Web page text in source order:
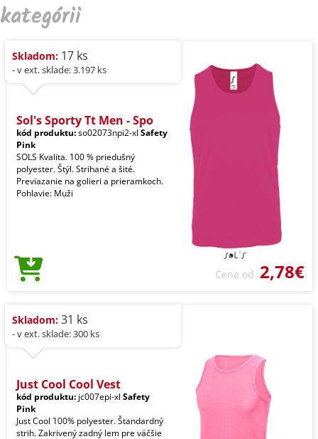
kategórii
Skladom: 17 ks
- v ext. sklade: 3.197 ks
Sol's Sporty Tt Men - Spo
kód produktu:so02073npi2-xl Safety
Pink
SOLS Kvalita. 100 % priedušný
polyester. Štýl. Strihané a šité.
Previazanie na golieri a prieramkoch.
Pohlavie: Muži
Cena od 2,78€
Skladom: 31 ks
- v ext. sklade: 300 ks
Just Cool Cool Vest
kód produktu: jc007epi-xl Safety
Pink
Just Cool 100% polyester. Štandardný
strih. Zakrivený zadný lem pre väčšie